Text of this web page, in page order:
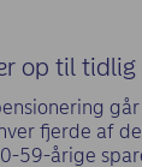
op til tidlig
fjerde af
59-årige